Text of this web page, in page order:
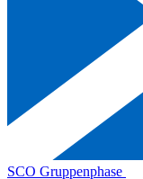
SCO Gruppenphase